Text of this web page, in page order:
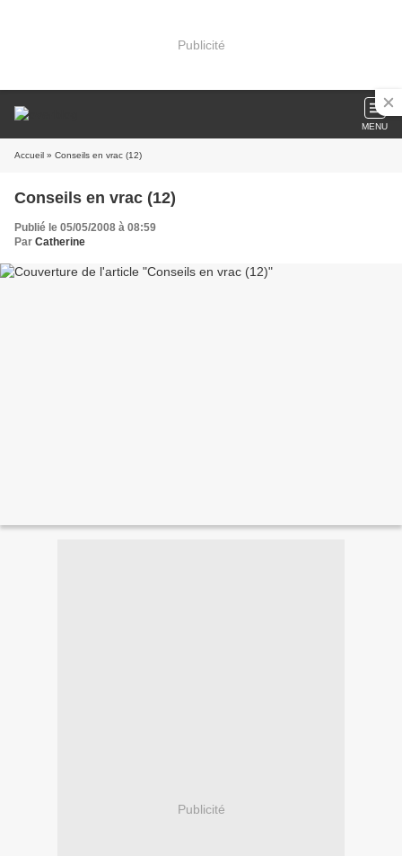
Publicité
MENU
Accueil » Conseils en vrac (12)
Conseils en vrac (12)
Publié le 05/05/2008 à 08:59
Par Catherine
Publicité